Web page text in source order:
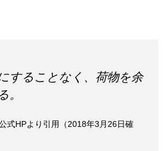
することなく、荷物を余
。
式HPより引用（2018年3月26日確